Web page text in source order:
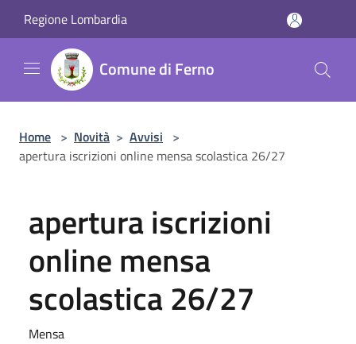
Regione Lombardia
Comune di Ferno
Home > Novità > Avvisi >
apertura iscrizioni online mensa scolastica 26/27
apertura iscrizioni
online mensa
scolastica 26/27
Mensa